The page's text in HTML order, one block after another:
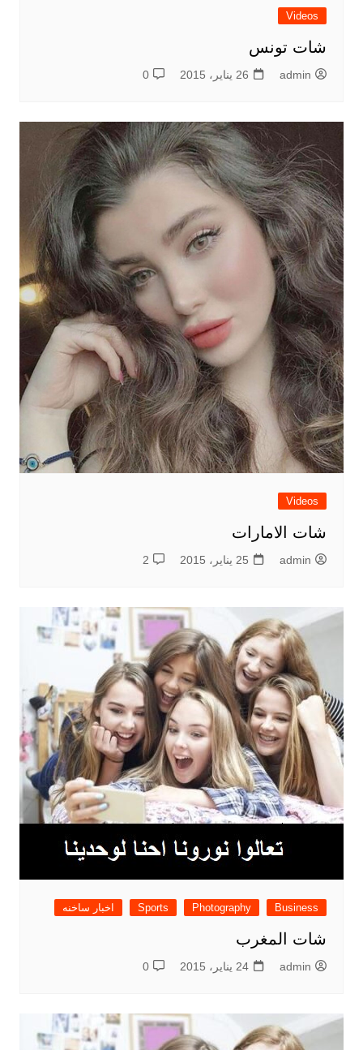
Videos
شات تونس
admin 26 يناير، 2015 0
Videos
شات الامارات
admin 25 يناير، 2015 2
Business
Photography
Sports اخبار ساخنه
شات المغرب
admin 24 يناير، 2015 0